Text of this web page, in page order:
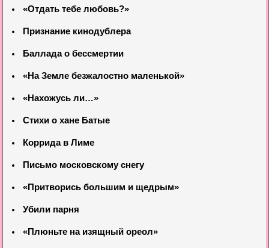
«Отдать тебе любовь?»
Признание кинодублера
Баллада о бессмертии
«На Земле безжалостно маленькой»
«Нахожусь ли…»
Стихи о хане Батые
Коррида в Лиме
Письмо московскому снегу
«Притворись большим и щедрым»
Убили парня
«Плюньте на изящный ореол»